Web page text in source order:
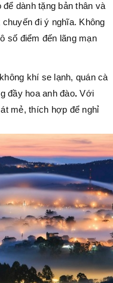
dành tặng bản thân và
đi ý nghĩa. Không
số điểm đến lãng mạn
khí se lạnh, quán cà
đầy hoa anh đào. Với
mẻ, thích hợp để nghỉ